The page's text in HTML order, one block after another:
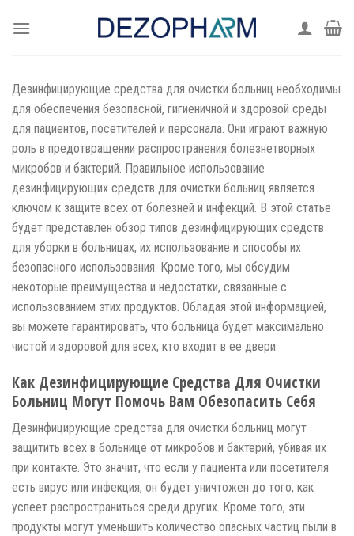
Дезинфицирующие средства для очистки больниц необходимы
для обеспечения безопасной, гигиеничной и здоровой среды
для пациентов, посетителей и персонала. Они играют важную
роль в предотвращении распространения болезнетворных
микробов и бактерий. Правильное использование
дезинфицирующих средств для очистки больниц является
ключом к защите всех от болезней и инфекций. В этой статье
будет представлен обзор типов дезинфицирующих средств
для уборки в больницах, их использование и способы их
безопасного использования. Кроме того, мы обсудим
некоторые преимущества и недостатки, связанные с
использованием этих продуктов. Обладая этой информацией,
вы можете гарантировать, что больница будет максимально
чистой и здоровой для всех, кто входит в ее двери.
Как Дезинфицирующие Средства Для Очистки
Больниц Могут Помочь Вам Обезопасить Себя
Дезинфицирующие средства для очистки больниц могут
защитить всех в больнице от микробов и бактерий, убивая их
при контакте. Это значит, что если у пациента или посетителя
есть вирус или инфекция, он будет уничтожен до того, как
успеет распространиться среди других. Кроме того, эти
продукты могут уменьшить количество опасных частиц пыли в